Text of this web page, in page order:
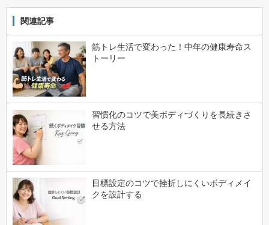
関連記事
筋トレ生活で変わった！中年の健康寿命ス
トーリー
習慣化のコツで美ボディづくりを長続きさ
せる方法
目標設定のコツで挫折しにくいボディメイ
クを設計する